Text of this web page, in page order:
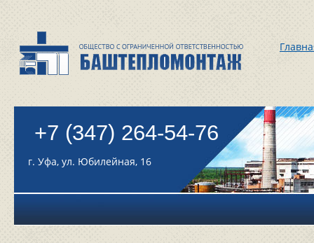
+7 (347) 264-54-76
г. Уфа, ул. Юбилейная, 16